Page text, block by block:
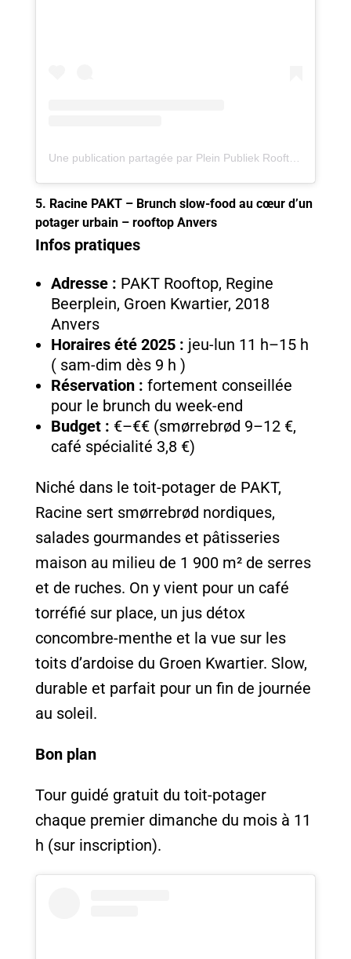
Une publication partagée par Plein Publiek Rooftop (@pleinpubliek.rooftop)
5. Racine PAKT – Brunch slow-food au cœur d’un
potager urbain – rooftop Anvers
Infos pratiques
Adresse : PAKT Rooftop, Regine
Beerplein, Groen Kwartier, 2018
Anvers
Horaires été 2025 : jeu-lun 11 h–15 h
( sam-dim dès 9 h )
Réservation : fortement conseillée
pour le brunch du week-end
Budget : €–€€ (smørrebrød 9–12 €,
café spécialité 3,8 €)
Niché dans le toit-potager de PAKT,
Racine sert smørrebrød nordiques,
salades gourmandes et pâtisseries
maison au milieu de 1 900 m² de serres
et de ruches. On y vient pour un café
torréfié sur place, un jus détox
concombre-menthe et la vue sur les
toits d’ardoise du Groen Kwartier. Slow,
durable et parfait pour un fin de journée
au soleil.
Bon plan
Tour guidé gratuit du toit-potager
chaque premier dimanche du mois à 11
h (sur inscription).